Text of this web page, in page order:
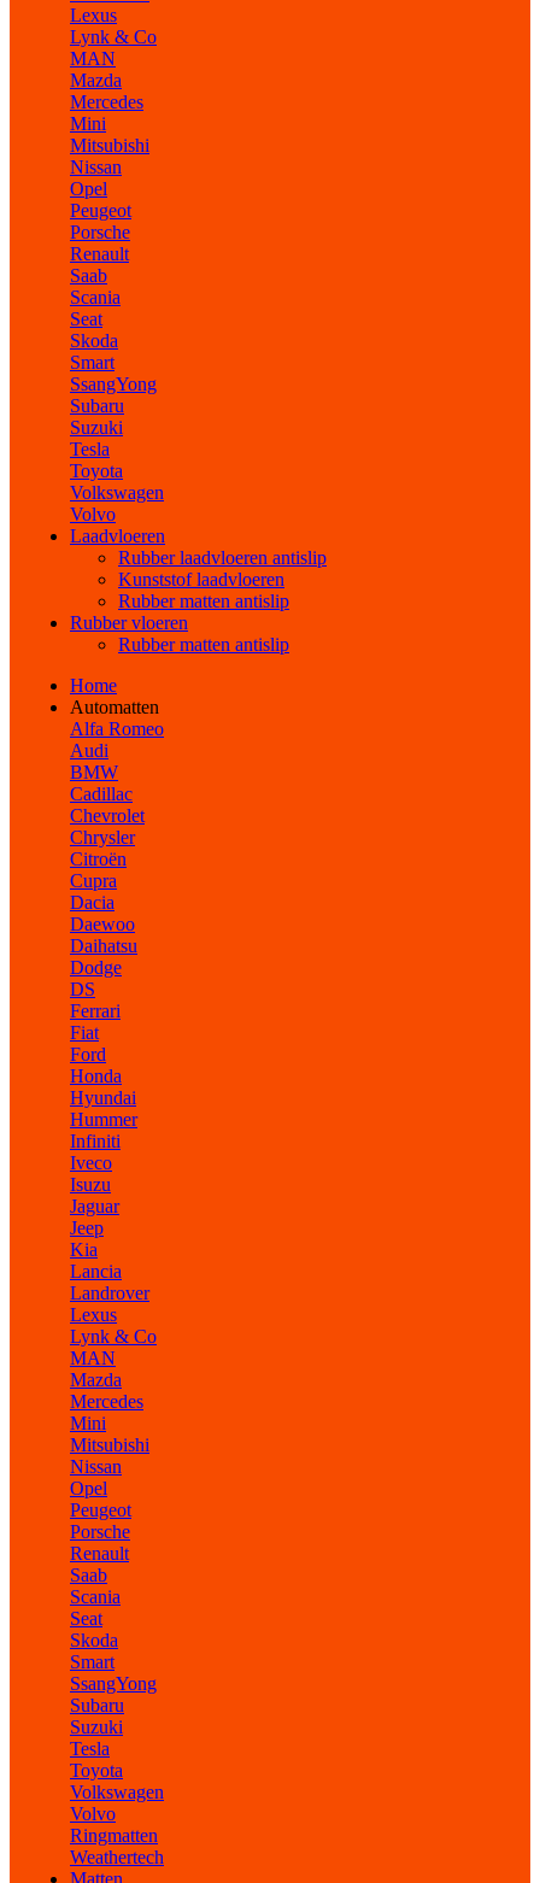
Lexus
Lynk & Co
MAN
Mazda
Mercedes
Mini
Mitsubishi
Nissan
Opel
Peugeot
Porsche
Renault
Saab
Scania
Seat
Skoda
Smart
SsangYong
Subaru
Suzuki
Tesla
Toyota
Volkswagen
Volvo
Laadvloeren
Rubber laadvloeren antislip
Kunststof laadvloeren
Rubber matten antislip
Rubber vloeren
Rubber matten antislip
Home
Automatten
Alfa Romeo
Audi
BMW
Cadillac
Chevrolet
Chrysler
Citroën
Cupra
Dacia
Daewoo
Daihatsu
Dodge
DS
Ferrari
Fiat
Ford
Honda
Hyundai
Hummer
Infiniti
Iveco
Isuzu
Jaguar
Jeep
Kia
Lancia
Landrover
Lexus
Lynk & Co
MAN
Mazda
Mercedes
Mini
Mitsubishi
Nissan
Opel
Peugeot
Porsche
Renault
Saab
Scania
Seat
Skoda
Smart
SsangYong
Subaru
Suzuki
Tesla
Toyota
Volkswagen
Volvo
Ringmatten
Weathertech
Matten